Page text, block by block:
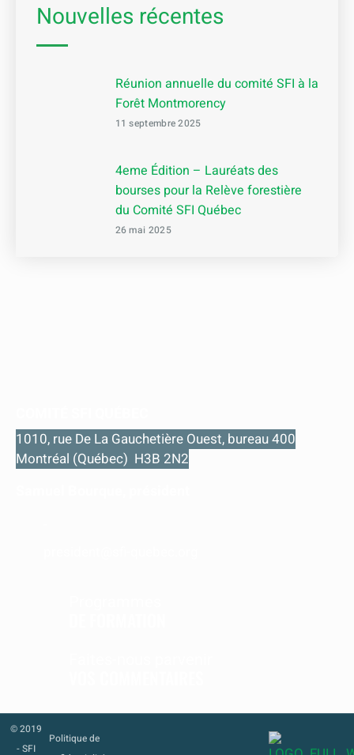
Nouvelles récentes
Réunion annuelle du comité SFI à la
Forêt Montmorency
11 septembre 2025
4eme Édition – Lauréats des
bourses pour la Relève forestière
du Comité SFI Québec
26 mai 2025
1010, rue De La Gauchetière Ouest, bureau 400
Montréal (Québec) H3B 2N2
© 2019
- SFI
Politique de